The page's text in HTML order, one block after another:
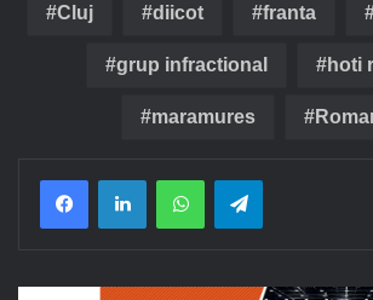
Cluj diicot franta
grup infractional hoti
maramures